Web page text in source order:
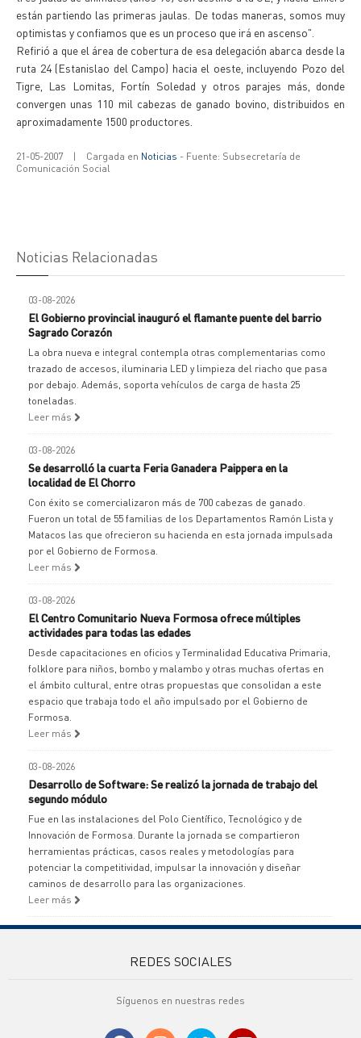
están partiendo las primeras jaulas. De todas maneras, somos muy
optimistas y confiamos que es un proceso que irá en ascenso".
Refirió a que el área de cobertura de esa delegación abarca desde la
ruta 24 (Estanislao del Campo) hacia el oeste, incluyendo Pozo del
Tigre, Las Lomitas, Fortín Soledad y otros parajes más, donde
convergen unas 110 mil cabezas de ganado bovino, distribuidos en
aproximadamente 1500 productores.
21-05-2007 | Cargada en Noticias - Fuente: Subsecretaría de
Comunicación Social
Noticias Relacionadas
03-08-2026
El Gobierno provincial inauguró el flamante puente del barrio
Sagrado Corazón
La obra nueva e integral contempla otras complementarias como
trazado de accesos, iluminaria LED y limpieza del riacho que pasa
por debajo. Además, soporta vehículos de carga de hasta 25
toneladas.
Leer más
03-08-2026
Se desarrolló la cuarta Feria Ganadera Paippera en la
localidad de El Chorro
Con éxito se comercializaron más de 700 cabezas de ganado.
Fueron un total de 55 familias de los Departamentos Ramón Lista y
Matacos las que ofrecieron su hacienda en esta jornada impulsada
por el Gobierno de Formosa.
Leer más
03-08-2026
El Centro Comunitario Nueva Formosa ofrece múltiples
actividades para todas las edades
Desde capacitaciones en oficios y Terminalidad Educativa Primaria,
folklore para niños, bombo y malambo y otras muchas ofertas en
el ámbito cultural, entre otras propuestas que consolidan a este
espacio que trabaja todo el año impulsado por el Gobierno de
Formosa.
Leer más
03-08-2026
Desarrollo de Software: Se realizó la jornada de trabajo del
segundo módulo
Fue en las instalaciones del Polo Científico, Tecnológico y de
Innovación de Formosa. Durante la jornada se compartieron
herramientas prácticas, casos reales y metodologías para
potenciar la competitividad, impulsar la innovación y diseñar
caminos de desarrollo para las organizaciones.
Leer más
REDES SOCIALES
Síguenos en nuestras redes